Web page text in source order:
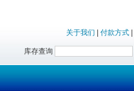
关于我们 付款方式
库存查询